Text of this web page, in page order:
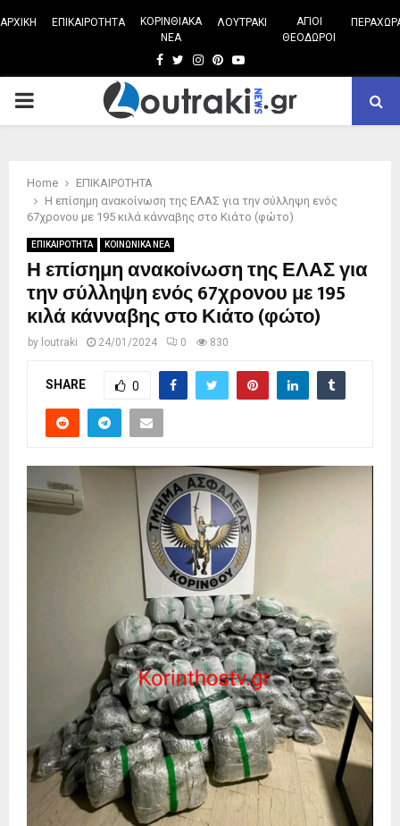
ΑΡΧΙΚΗ ΕΠΙΚΑΙΡΟΤΗΤΑ
ΚΟΡΙΝΘΙΑΚΑ
ΝΕΑ
ΛΟΥΤΡΑΚΙ
ΑΓΙΟΙ
ΘΕΟΔΩΡΟΙ
Facebook
TwitterInstagram
Pinterest
Youtube
PRIMARY
Home
ΕΠΙΚΑΙΡΟΤΗΤΑ
Η επίσημη ανακοίνωση της ΕΛΑΣ για την σύλληψη ενός
67χρονου με 195 κιλά κάνναβης στο Κιάτο (φώτο)
ΕΠΙΚΑΙΡΟΤΗΤΑ ΚΟΙΝΩΝΙΚΑ ΝΕΑ
Η επίσημη ανακοίνωση της ΕΛΑΣ για
την σύλληψη ενός 67χρονου με 195
κιλά κάνναβης στο Κιάτο (φώτο)
by loutraki 24/01/2024 0 830
SHARE 0